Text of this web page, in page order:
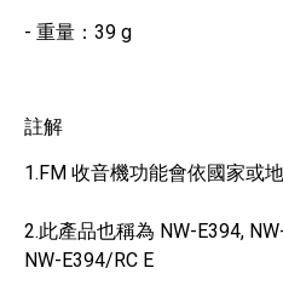
- 重量：39 g
註解
1.FM 收音機功能會依國家或
2.此產品也稱為 NW-E394,
NW-E394/RC E